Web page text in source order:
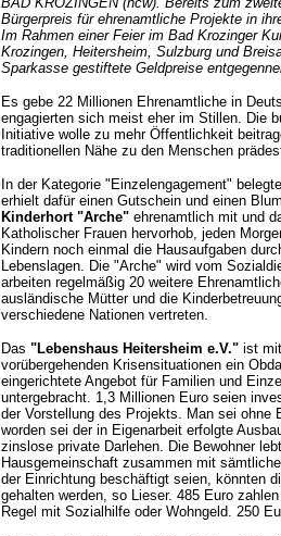
Bürgerpreis für ehrenamtliche Projekte in
Im Rahmen einer Feier im Bad Krozinger
Krozingen, Heitersheim, Sulzburg und
Sparkasse gestiftete Geldpreise
Es gebe 22 Millionen Ehrenamtliche in
engagierten sich meist eher im Stillen. Die
Initiative wolle zu mehr Öffentlichkeit
traditionellen Nähe zu den Menschen
In der Kategorie "Einzelengagement"
erhielt dafür einen Gutschein und einen
Kinderhort "Arche" ehrenamtlich mit und
Katholischer Frauen hervorhob, jeden
Kindern noch einmal die Hausaufgaben
Lebenslagen. Die "Arche" wird vom
arbeiten regelmäßig 20 weitere
ausländische Mütter und die
verschiedene Nationen vertreten.
Das "Lebenshaus Heitersheim e.V." ist
vorübergehenden Krisensituationen ein
eingerichtete Angebot für Familien und
untergebracht. 1,3 Millionen Euro seien
der Vorstellung des Projekts. Man sei ohne
worden sei der in Eigenarbeit erfolgte
zinslose private Darlehen. Die Bewohner
Hausgemeinschaft zusammen mit
der Einrichtung beschäftigt seien, könnten
gehalten werden, so Lieser. 485 Euro
Regel mit Sozialhilfe oder Wohngeld. 250